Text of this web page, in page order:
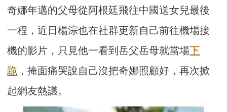
奇娜年邁的父母從阿根廷飛往中國送女兒最後
一程，近日楊淙也在社群更新自己前往機場接
機的影片，只見他一看到岳父岳母就當場下
跪 ，掩面痛哭說自己沒把奇娜照顧好，再次掀
起網友熱議。